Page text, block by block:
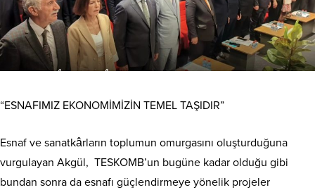
“ESNAFIMIZ EKONOMİMİZİN TEMEL TAŞIDIR”
Esnaf ve sanatkârların toplumun omurgasını oluşturduğuna
vurgulayan Akgül, TESKOMB’un bugüne kadar olduğu gibi
bundan sonra da esnafı güçlendirmeye yönelik projeler